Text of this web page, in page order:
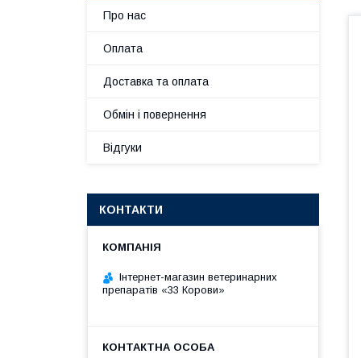
Про нас
Оплата
Доставка та оплата
Обмін і повернення
Відгуки
КОНТАКТИ
Інтернет-магазин ветеринарних
препаратів «33 Корови»